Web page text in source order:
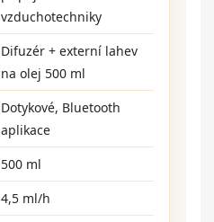
vzduchotechniky
Difuzér + externí lahev
na olej 500 ml
Dotykové, Bluetooth
aplikace
500 ml
4,5 ml/h